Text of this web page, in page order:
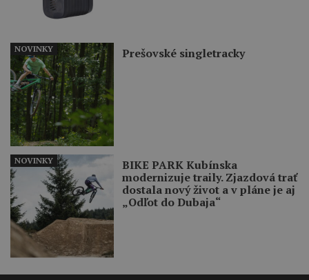
Prešovské singletracky
NOVINKY
BIKE PARK Kubínska
modernizuje traily. Zjazdová trať
dostala nový život a v pláne je aj
„Odľot do Dubaja“
NOVINKY